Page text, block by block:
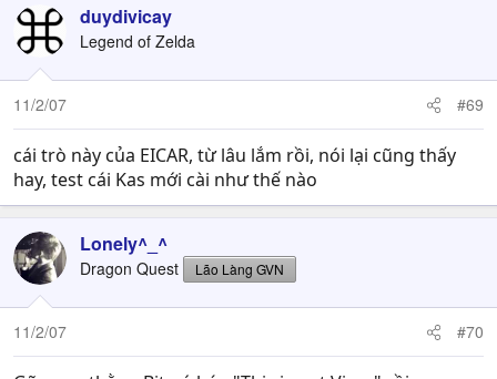
duydivicay
Legend of Zelda
11/2/07 #69
cái trò này của EICAR, từ lâu lắm rồi, nói lại cũng thấy
hay, test cái Kas mới cài như thế nào
Lonely^_^
Dragon Quest Lão Làng GVN
11/2/07 #70